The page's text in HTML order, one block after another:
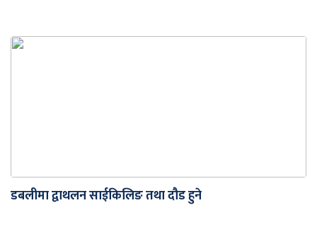
डबलीमा द्वाथलन साईकिलिङ तथा दौड हुने